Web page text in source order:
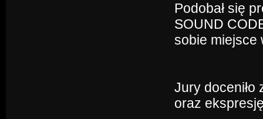
Podobał się
SOUND
sobie miejsce
Jury
oraz